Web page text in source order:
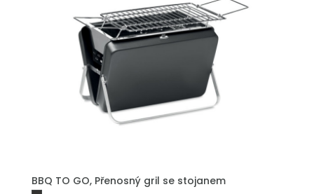
BBQ TO GO, Přenosný gril se stojanem